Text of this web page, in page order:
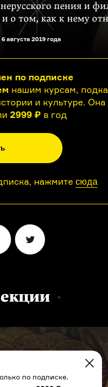
пения и
о том, как к нему
6 августа 2019 года
по подписке
нашим курсам,
и культуре. Она
2999 ₽ в год
нажмите сюда
по подписке.